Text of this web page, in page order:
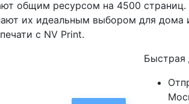
общим ресурсом на 4500 страниц.
их идеальным выбором для дома
с NV Print.
Быстрая